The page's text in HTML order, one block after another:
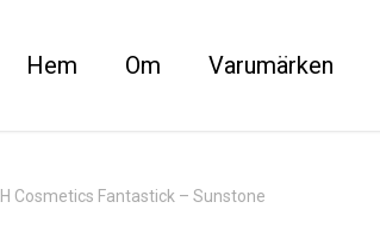
Hem Om Varumärken
LH Cosmetics Fantastick – Sunstone